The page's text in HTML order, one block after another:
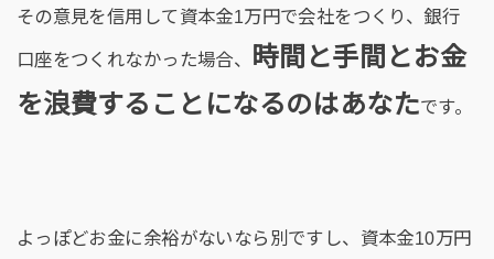
その意見を信用して資本金1万円で会社をつくり、銀行
口座をつくれなかった場合、
時間と手間とお金
を浪費することになるのはあなたです。
よっぽどお金に余裕がないなら別ですし、資本金10万円